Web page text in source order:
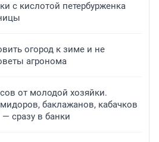
с кислотой петербурженка
огород к зиме и не
агронома
от молодой хозяйки.
баклажанов, кабачков
— сразу в банки